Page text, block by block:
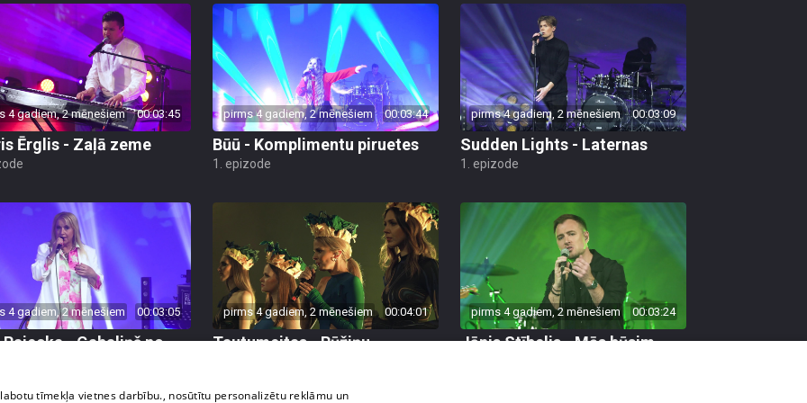
4 gadiem, 2 mēnešiem 00:03:45
Ērglis - Zaļā zeme
pirms 4 gadiem, 2 mēnešiem 00:03:44
Būū - Komplimentu piruetes
1. epizode
pirms 4 gadiem, 2 mēnešiem 00:03:09
Sudden Lights - Laternas
1. epizode
4 gadiem, 2 mēnešiem 00:03:05
- Gabaliņš no
pirms 4 gadiem, 2 mēnešiem 00:04:01
Tautumeitas - Rūžiņu
pirms 4 gadiem, 2 mēnešiem 00:03:24
Jānis Stībelis - Mēs būsim
tīmekļa vietnes darbību., nosūtītu personalizētu reklāmu un